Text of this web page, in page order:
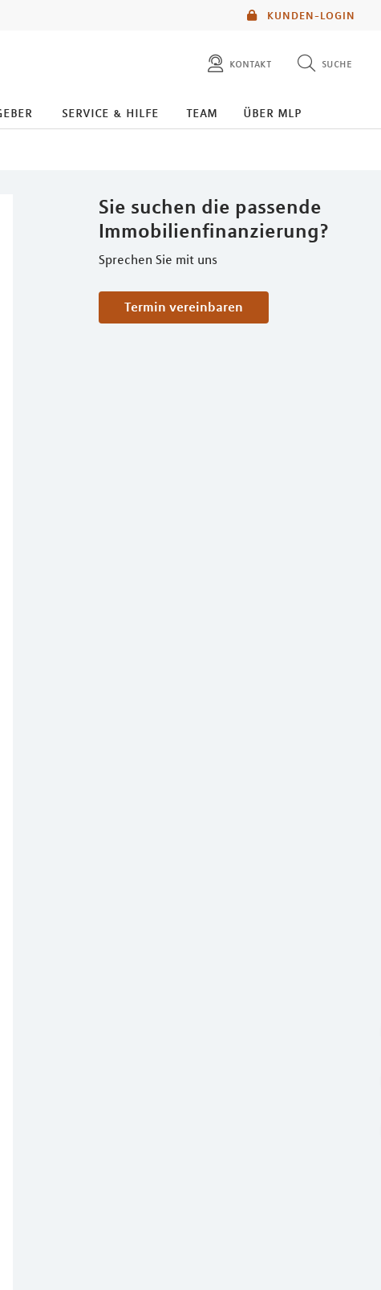
KUNDEN-LOGIN
kontakt suche
diese website durchsuchen
service & hilfe team über mlp
Sie suchen die passende
Immobilienfinanzierung?
Sprechen Sie mit uns
Termin vereinbaren